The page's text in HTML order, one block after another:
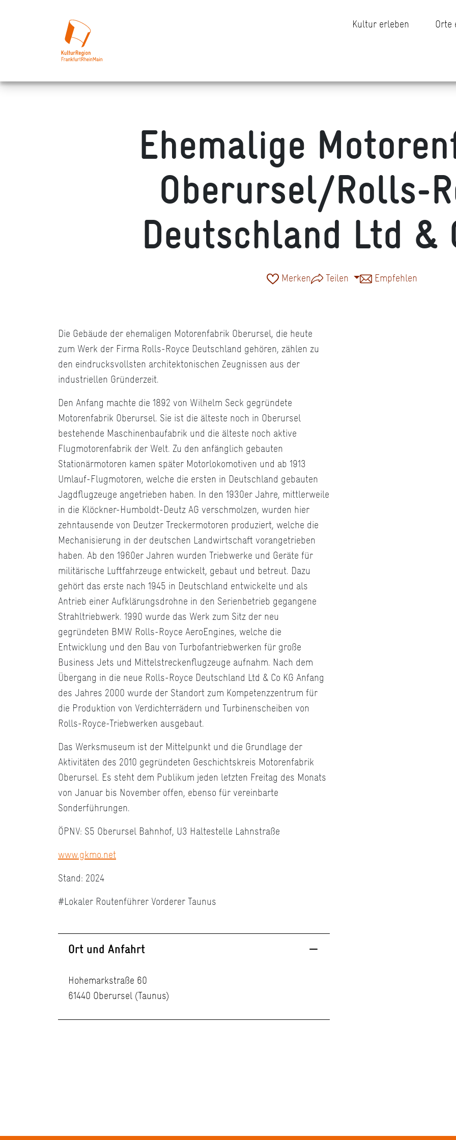
Kultur erleben Orte
Ehemalige
Oberursel/Rolls-
Deutschland Ltd &
Merken Teilen Empfehlen
Die Gebäude der ehemaligen Motorenfabrik Oberursel, die heute
zum Werk der Firma Rolls-Royce Deutschland gehören, zählen zu
den eindrucksvollsten architektonischen Zeugnissen aus der
industriellen Gründerzeit.
Den Anfang machte die 1892 von Wilhelm Seck gegründete
Motorenfabrik Oberursel. Sie ist die älteste noch in Oberursel
bestehende Maschinenbaufabrik und die älteste noch aktive
Flugmotorenfabrik der Welt. Zu den anfänglich gebauten
Stationärmotoren kamen später Motorlokomotiven und ab 1913
Umlauf-Flugmotoren, welche die ersten in Deutschland gebauten
Jagdflugzeuge angetrieben haben. In den 1930er Jahre, mittlerweile
in die Klöckner-Humboldt-Deutz AG verschmolzen, wurden hier
zehntausende von Deutzer Treckermotoren produziert, welche die
Mechanisierung in der deutschen Landwirtschaft vorangetrieben
haben. Ab den 1960er Jahren wurden Triebwerke und Geräte für
militärische Luftfahrzeuge entwickelt, gebaut und betreut. Dazu
gehört das erste nach 1945 in Deutschland entwickelte und als
Antrieb einer Aufklärungsdrohne in den Serienbetrieb gegangene
Strahltriebwerk. 1990 wurde das Werk zum Sitz der neu
gegründeten BMW Rolls-Royce AeroEngines, welche die
Entwicklung und den Bau von Turbofantriebwerken für große
Business Jets und Mittelstreckenflugzeuge aufnahm. Nach dem
Übergang in die neue Rolls-Royce Deutschland Ltd & Co KG Anfang
des Jahres 2000 wurde der Standort zum Kompetenzzentrum für
die Produktion von Verdichterrädern und Turbinenscheiben von
Rolls-Royce-Triebwerken ausgebaut.
Das Werksmuseum ist der Mittelpunkt und die Grundlage der
Aktivitäten des 2010 gegründeten Geschichtskreis Motorenfabrik
Oberursel. Es steht dem Publikum jeden letzten Freitag des Monats
von Januar bis November offen, ebenso für vereinbarte
Sonderführungen.
ÖPNV: S5 Oberursel Bahnhof, U3 Haltestelle Lahnstraße
www.gkmo.net
Stand: 2024
#Lokaler Routenführer Vorderer Taunus
Ort und Anfahrt
Hohemarkstraße 60
61440 Oberursel (Taunus)